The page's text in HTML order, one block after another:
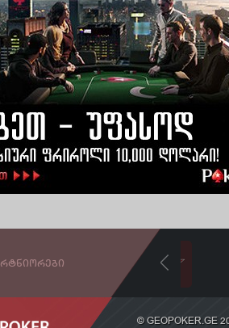
© GEOPOKER.GE